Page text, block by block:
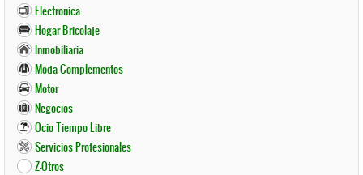
Electronica
Hogar Bricolaje
Inmobiliaria
Moda Complementos
Motor
Negocios
Ocio Tiempo Libre
Servicios Profesionales
Z-Otros